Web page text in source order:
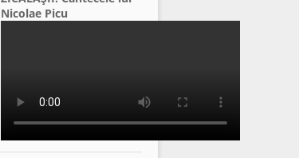
Nicolae Picu